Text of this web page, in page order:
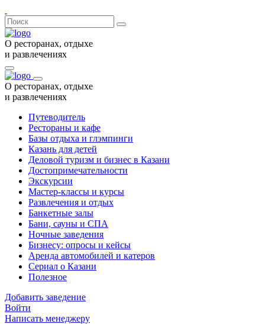
О ресторанах, отдыхе
и развлечениях
О ресторанах, отдыхе
и развлечениях
Путеводитель
Рестораны и кафе
Базы отдыха и глэмпинги
Казань для детей
Деловой туризм и бизнес в Казани
Достопримечательности
Экскурсии
Мастер-классы и курсы
Развлечения и отдых
Банкетные залы
Бани, сауны и СПА
Ночные заведения
Бизнесу: опросы и кейсы
Аренда автомобилей и катеров
Сериал о Казани
Полезное
Добавить заведение
Войти
Написать менеджеру